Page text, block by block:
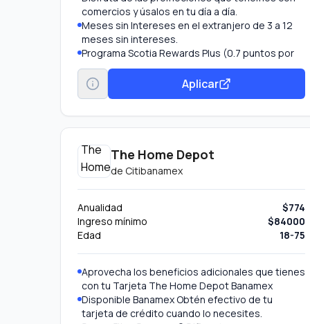
comercios y úsalos en tu día a día.
Meses sin Intereses en el extranjero de 3 a 12
meses sin intereses.
Programa Scotia Rewards Plus (0.7 puntos por
cada $20 MXN).
Seguros: Incluye seguro de accidente en viaje y
seguro para autos rentados.
Aceptada en México y en el extranjero
Tecnología Contactless8 Tus compras ahora
son más fáciles, paga con solo acercar tu
Tarjeta a la Terminal de Pago. Monto máximo de
compra a través de contactless $1,000 pesos.
Monto máximo diario $3,000 pesos. Para
compras mayores a $1,000 pesos paga de
Aplicar
The Home Depot
de Citibanamex
Anualidad
$774
Ingreso mínimo
$84000
Edad
18-75
Aprovecha los beneficios adicionales que tienes
con tu Tarjeta The Home Depot Banamex
Disponible Banamex Obtén efectivo de tu
tarjeta de crédito cuando lo necesites.